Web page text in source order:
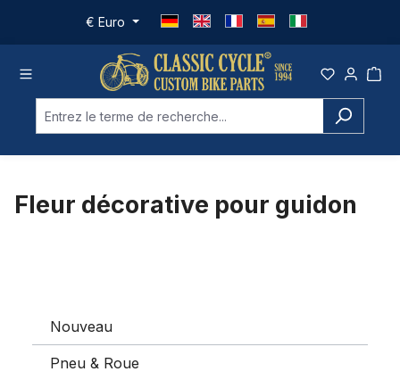
Passer au contenu principal
€ Euro
Fleur décorative pour guidon
Nouveau
Pneu & Roue